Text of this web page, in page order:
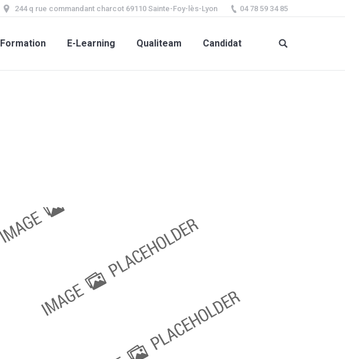
244 q rue commandant charcot 69110 Sainte-Foy-lès-Lyon 04 78 59 34 85
Formation E-Learning Qualiteam Candidat